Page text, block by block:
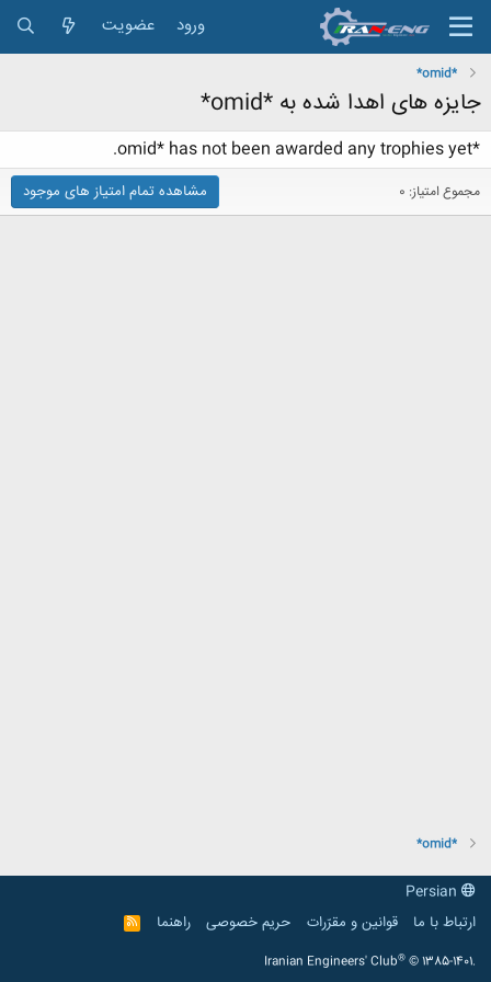
ورود عضویت
*omid*
جایزه های اهدا شده به *omid*
*omid* has not been awarded any trophies yet.
مجموع امتیاز: 0 مشاهده تمام امتیاز های موجود
*omid*
ارتباط با ما
قوانین و مقرّرات حریم خصوصی راهنما
R
S
Iranian Engineers' Club® © 1385-1401.